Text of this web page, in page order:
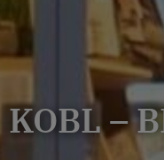
KOBL –